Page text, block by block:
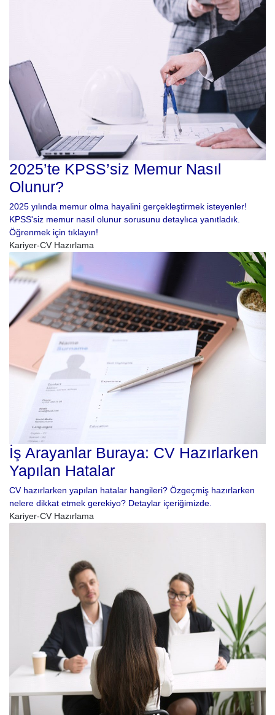
2025’te KPSS’siz Memur Nasıl
Olunur?
2025 yılında memur olma hayalini gerçekleştirmek isteyenler!
KPSS'siz memur nasıl olunur sorusunu detaylıca yanıtladık.
Öğrenmek için tıklayın!
Kariyer-CV Hazırlama
İş Arayanlar Buraya: CV Hazırlarken
Yapılan Hatalar
CV hazırlarken yapılan hatalar hangileri? Özgeçmiş hazırlarken
nelere dikkat etmek gerekiyo? Detaylar içeriğimizde.
Kariyer-CV Hazırlama